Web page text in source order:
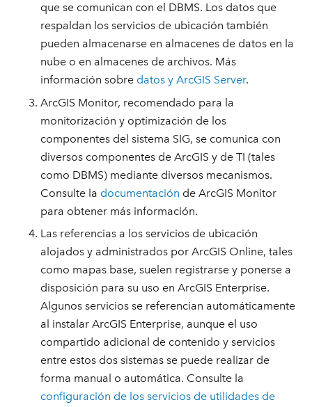
que se comunican con el DBMS. Los datos que
respaldan los servicios de ubicación también
pueden almacenarse en almacenes de datos en la
nube o en almacenes de archivos. Más
información sobre datos y ArcGIS Server.
ArcGIS Monitor, recomendado para la
monitorización y optimización de los
componentes del sistema SIG, se comunica con
diversos componentes de ArcGIS y de TI (tales
como DBMS) mediante diversos mecanismos.
Consulte la documentación de ArcGIS Monitor
para obtener más información.
Las referencias a los servicios de ubicación
alojados y administrados por ArcGIS Online, tales
como mapas base, suelen registrarse y ponerse a
disposición para su uso en ArcGIS Enterprise.
Algunos servicios se referencian automáticamente
al instalar ArcGIS Enterprise, aunque el uso
compartido adicional de contenido y servicios
entre estos dos sistemas se puede realizar de
forma manual o automática. Consulte la
configuración de los servicios de utilidades de